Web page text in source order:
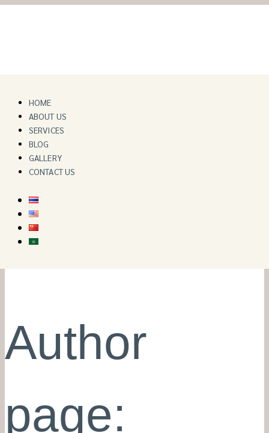
HOME
ABOUT US
SERVICES
BLOG
GALLERY
CONTACT US
Author
page: